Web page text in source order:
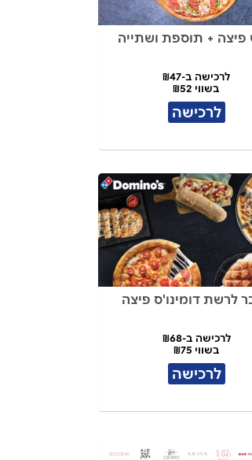
פיצה + תוספת ושתייה
לרכישה ב-₪47
בשווי ₪52
לרכישה
לרשת דומינו'ס פיצה
לרכישה ב-₪68
בשווי ₪75
לרכישה